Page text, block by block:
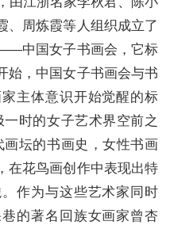
、周炼霞等人组织成立了
中国女子书画会，它标
始，中国女子书画会与书
主体意识开始觉醒的标
时的女子艺术界空前之
坛的书画史，女性书画
在花鸟画创作中表现出特
作为与这些艺术家同时
的著名回族女画家曾杏